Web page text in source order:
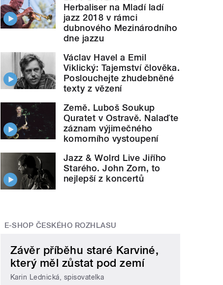
Herbaliser na Mladí ladí
jazz 2018 v rámci
dubnového Mezinárodního
dne jazzu
Václav Havel a Emil
Viklický: Tajemství člověka.
Poslouchejte zhudebněné
texty z vězení
Země. Luboš Soukup
Quratet v Ostravě. Nalaďte
záznam výjimečného
komorního vystoupení
Jazz & Wolrd Live Jiřího
Starého. John Zorn, to
nejlepší z koncertů
E-SHOP ČESKÉHO ROZHLASU
Závěr příběhu staré Karviné,
který měl zůstat pod zemí
Karin Lednická, spisovatelka